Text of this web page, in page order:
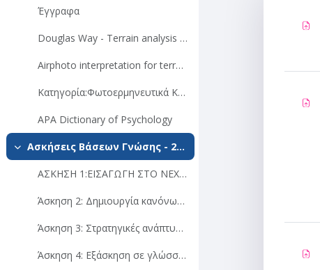
Έγγραφα
Douglas Way - Terrain analysis (chapters 2, 5-12)
Airphoto interpretation for terrain evaluation (chapter-04) - ΕΙΝΑΙ ΑΠΟ LILLESAND AND KIEFER REMOTE SENSING AND IMAGE INTERPRETATION
Κατηγορία:Φωτοερμηνευτικά Κλειδιά
APA Dictionary of Psychology
Σύμπτυξη Ασκήσεις Βάσεων Γνώσης - 2023
ΑΣΚΗΣΗ 1:ΕΙΣΑΓΩΓH ΣΤΟ NEXPERT OBJECT ΜΕ ΥΠΟΔΕΙΓΜΑΤΙΚΗ AΣΚΗΣΗ
Άσκηση 2: Δημιουργία κανόνων παραγωγής – συνδέσεις. Επίβλεψη της παραγωγής κανόνων μέσω λειτουργιών του nexpert object. Επιλογές τρεξίματος και μετασχηματισμοί των υποθέσεων (NEXPERT object)
Άσκηση 3: Στρατηγικές ανάπτυξης βάσης γνώσης. Δημιουργία φιλικού στο χρήστη περιβάλλοντος
Άσκηση 4: Εξάσκηση σε γλώσσα python βιβλιοθήκες μηχανικής μάθησης